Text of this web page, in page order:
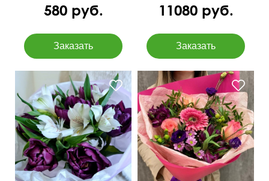
580 руб. 11080 руб.
Сборная композиция